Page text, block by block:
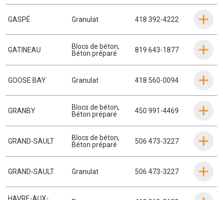
GASPÉ Granulat 418 392-4222
GATINEAU Blocs de béton,
Béton préparé
819 643-1877
GOOSE BAY Granulat 418 560-0094
GRANBY Blocs de béton,
Béton préparé
450 991-4469
GRAND-SAULT Blocs de béton,
Béton préparé
506 473-3227
GRAND-SAULT Granulat 506 473-3227
HAVRE-AUX-